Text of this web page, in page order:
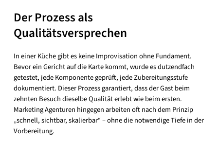
Der Prozess als
Qualitätsversprechen
In einer Küche gibt es keine Improvisation ohne Fundament.
Bevor ein Gericht auf die Karte kommt, wurde es dutzendfach
getestet, jede Komponente geprüft, jede Zubereitungsstufe
dokumentiert. Dieser Prozess garantiert, dass der Gast beim
zehnten Besuch dieselbe Qualität erlebt wie beim ersten.
Marketing Agenturen hingegen arbeiten oft nach dem Prinzip
„schnell, sichtbar, skalierbar“ – ohne die notwendige Tiefe in der
Vorbereitung.